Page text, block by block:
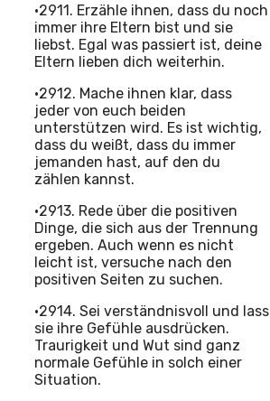
•2911. Erzähle ihnen, dass du noch
immer ihre Eltern bist und sie
liebst. Egal was passiert ist, deine
Eltern lieben dich weiterhin.
•2912. Mache ihnen klar, dass
jeder von euch beiden
unterstützen wird. Es ist wichtig,
dass du weißt, dass du immer
jemanden hast, auf den du
zählen kannst.
•2913. Rede über die positiven
Dinge, die sich aus der Trennung
ergeben. Auch wenn es nicht
leicht ist, versuche nach den
positiven Seiten zu suchen.
•2914. Sei verständnisvoll und lass
sie ihre Gefühle ausdrücken.
Traurigkeit und Wut sind ganz
normale Gefühle in solch einer
Situation.